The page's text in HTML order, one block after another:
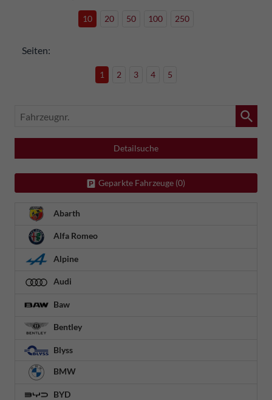
10 20 50 100 250
Seiten:
1 2 3 4 5
Fahrzeugnr.
Detailsuche
Geparkte Fahrzeuge (0)
Abarth
Alfa Romeo
Alpine
Audi
Baw
Bentley
Blyss
BMW
BYD